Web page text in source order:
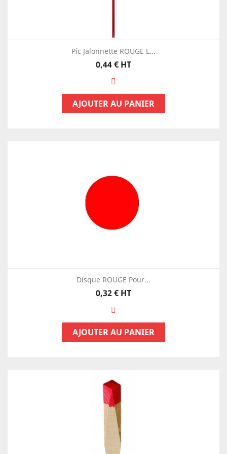
Pic Jalonnette ROUGE L...
Prix
0,44 € HT
AJOUTER AU PANIER
Disque ROUGE Pour...
Prix
0,32 € HT
AJOUTER AU PANIER